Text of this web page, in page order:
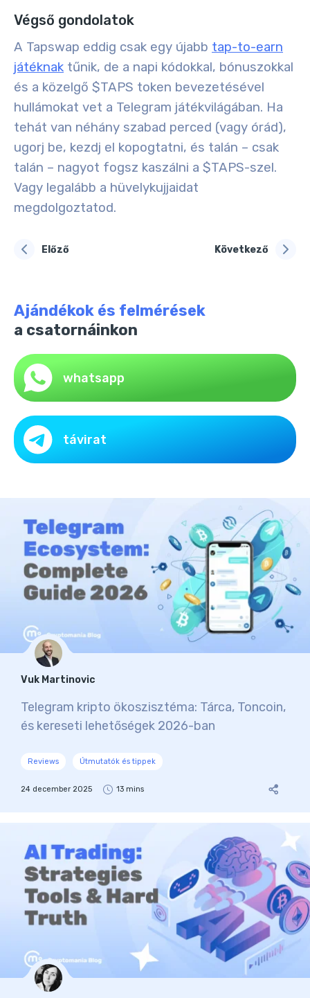
Végső gondolatok
A Tapswap eddig csak egy újabb tap-to-earn
játéknak tűnik, de a napi kódokkal, bónuszokkal
és a közelgő $TAPS token bevezetésével
hullámokat vet a Telegram játékvilágában. Ha
tehát van néhány szabad perced (vagy órád),
ugorj be, kezdj el kopogtatni, és talán – csak
talán – nagyot fogsz kaszálni a $TAPS-szel.
Vagy legalább a hüvelykujjaidat
megdolgoztatod.
Előző Következő
Ajándékok és felmérések
a csatornáinkon
whatsapp
távirat
Vuk Martinovic
Telegram kripto ökoszisztéma: Tárca, Toncoin,
és kereseti lehetőségek 2026-ban
Reviews Útmutatók és tippek
24 december 2025 13 mins